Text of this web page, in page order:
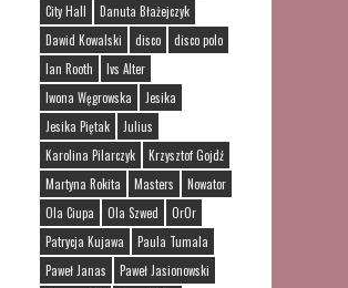
City Hall
Danuta Błażejczyk
Dawid Kowalski
disco
disco polo
Ian Rooth
Ivs Alter
Iwona Węgrowska
Jesika
Jesika Piętak
Julius
Karolina Pilarczyk
Krzysztof Gojdź
Martyna Rokita
Masters
Nowator
Ola Ciupa
Ola Szwed
OrOr
Patrycja Kujawa
Paula Tumala
Paweł Janas
Paweł Jasionowski